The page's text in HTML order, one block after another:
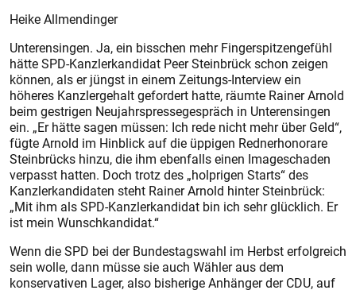
Heike Allmendinger
Unterensingen. Ja, ein bisschen mehr Fingerspitzengefühl
hätte SPD-Kanzlerkandidat Peer Steinbrück schon zeigen
können, als er jüngst in einem Zeitungs-Interview ein
höheres Kanzlergehalt gefordert hatte, räumte Rainer Arnold
beim gestrigen Neujahrspressegespräch in Unterensingen
ein. „Er hätte sagen müssen: Ich rede nicht mehr über Geld“,
fügte Arnold im Hinblick auf die üppigen Rednerhonorare
Steinbrücks hinzu, die ihm ebenfalls einen Imageschaden
verpasst hatten. Doch trotz des „holprigen Starts“ des
Kanzlerkandidaten steht Rainer Arnold hinter Steinbrück:
„Mit ihm als SPD-Kanzlerkandidat bin ich sehr glücklich. Er
ist mein Wunschkandidat.“
Wenn die SPD bei der Bundestagswahl im Herbst erfolgreich
sein wolle, dann müsse sie auch Wähler aus dem
konservativen Lager, also bisherige Anhänger der CDU, auf